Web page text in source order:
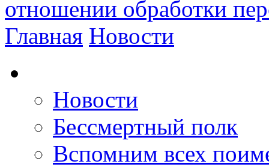
отношении обработки
Главная Новости
Новости
Бессмертный полк
Вспомним всех